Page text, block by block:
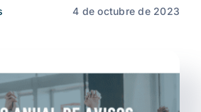
ES
4 de octubre de 2023